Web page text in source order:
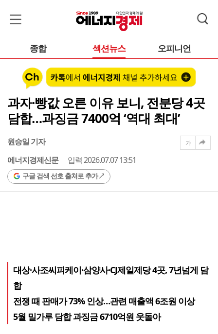
종합 섹션뉴스 오피니언
과자·빵값 오른 이유 보니, 전분당 4곳
담합…과징금 7400억 ‘역대 최대’
원승일 기자
에너지경제신문
입력 2026.07.07 13:51
구글 검색 선호 출처로 추가
가
대상·사조씨피케이·삼양사·CJ제일제당 4곳, 7년넘게 담
합
전쟁 때 판매가 73% 인상…관련 매출액 6조원 이상
5월 밀가루 담합 과징금 6710억원 웃돌아